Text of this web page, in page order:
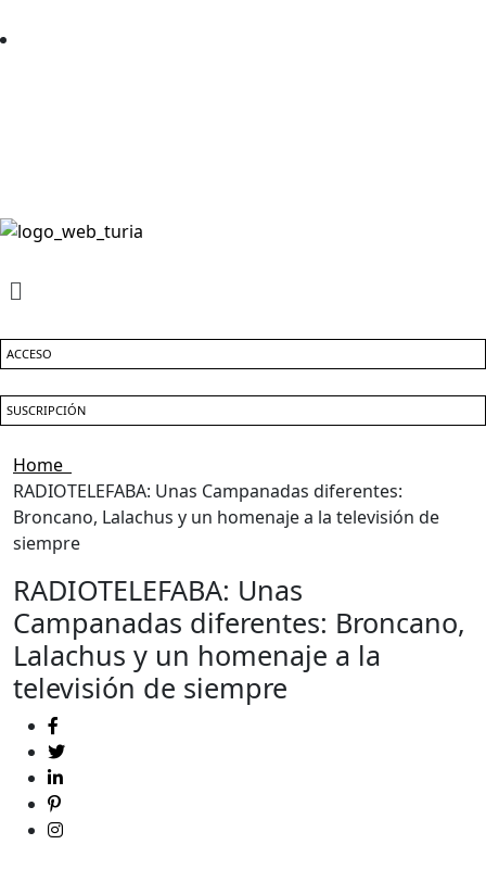
ACCESO
SUSCRIPCIÓN
Home
RADIOTELEFABA: Unas Campanadas diferentes:
Broncano, Lalachus y un homenaje a la televisión de
siempre
RADIOTELEFABA: Unas
Campanadas diferentes: Broncano,
Lalachus y un homenaje a la
televisión de siempre